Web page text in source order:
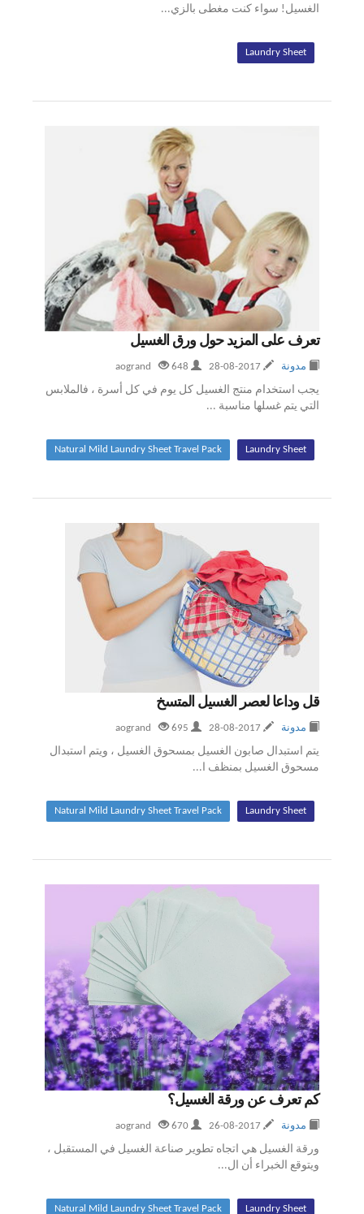
الغسيل! سواء كنت مغطى بالزي...
Laundry Sheet
تعرف على المزيد حول ورق الغسيل
مدونة 648
يجب استخدام منتج الغسيل كل يوم في كل أسرة ، فالملابس
التي يتم غسلها مناسبة ...
Laundry Sheet
Natural Mild Laundry Sheet Travel Pack
قل وداعا لعصر الغسيل المتسخ
مدونة 695
يتم استبدال صابون الغسيل بمسحوق الغسيل ، ويتم استبدال
مسحوق الغسيل بمنظف ا...
Laundry Sheet
Natural Mild Laundry Sheet Travel Pack
كم تعرف عن ورقة الغسيل؟
مدونة 670
ورقة الغسيل هي اتجاه تطوير صناعة الغسيل في المستقبل ،
ويتوقع الخبراء أن ال...
Laundry Sheet
Natural Mild Laundry Sheet Travel Pack